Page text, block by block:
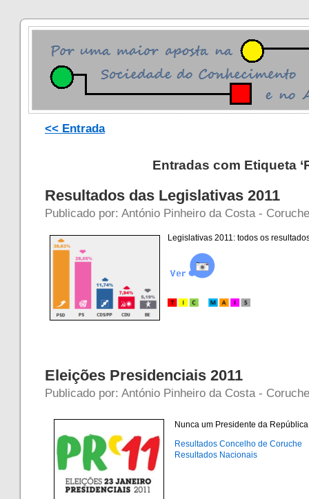
<< Entrada
Entradas com Etiqueta
Resultados das Legislativas 2011
Publicado por: António Pinheiro da Costa -
Legislativas 2011: todos os
Eleições Presidenciais 2011
Publicado por: António Pinheiro da Costa -
Nunca um Presidente da
Resultados Concelho de Coruche
Resultados Nacionais